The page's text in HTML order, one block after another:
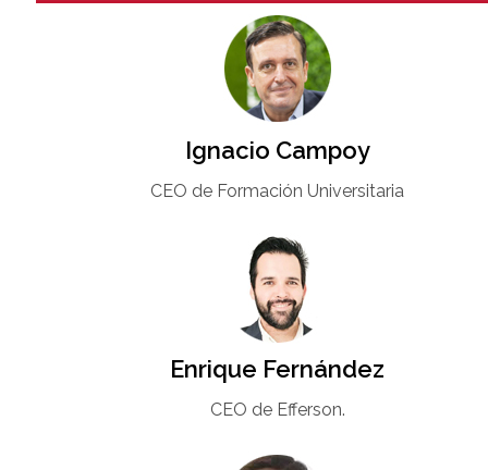
Ignacio Campoy​
CEO de Formación Universitaria​
Enrique Fernández
CEO de Efferson.